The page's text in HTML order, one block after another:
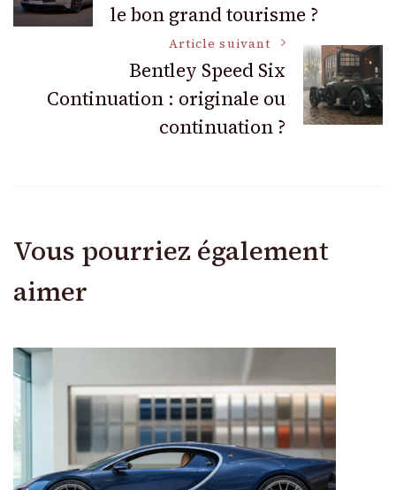
des
articles
le bon grand tourisme ?
Article suivant
Bentley Speed Six
Continuation : originale ou
continuation ?
Vous pourriez également
aimer